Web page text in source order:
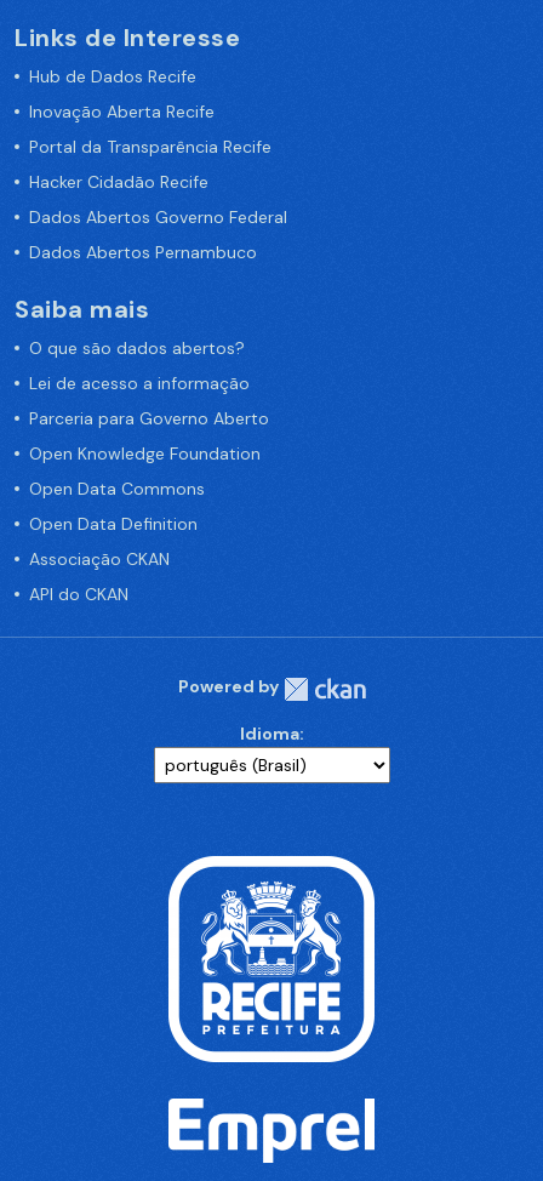
Links de Interesse
Hub de Dados Recife
Inovação Aberta Recife
Portal da Transparência Recife
Hacker Cidadão Recife
Dados Abertos Governo Federal
Dados Abertos Pernambuco
Saiba mais
O que são dados abertos?
Lei de acesso a informação
Parceria para Governo Aberto
Open Knowledge Foundation
Open Data Commons
Open Data Definition
Associação CKAN
API do CKAN
Powered by
Idioma